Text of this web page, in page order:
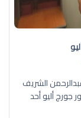
الشريف
جورج أليو أحد